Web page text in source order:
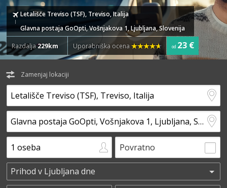
Letališče Treviso (TSF), Treviso, Italija
Glavna postaja GoOpti, Vošnjakova 1, Ljubljana, Slovenija
Razdalja229km Uporabniška ocena od 23 €
Zamenjaj lokaciji
Povratno